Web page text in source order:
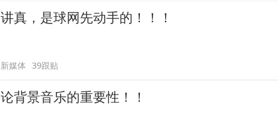
讲真，是球网先动手的！！！
新媒体 39跟贴
论背景音乐的重要性！！